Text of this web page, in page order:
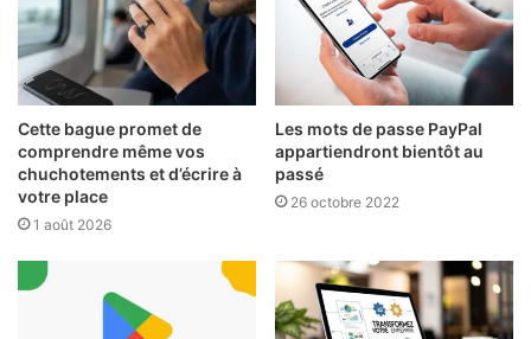
Cette bague promet de
comprendre même vos
chuchotements et d’écrire à
votre place
1 août 2026
Les mots de passe PayPal
appartiendront bientôt au
passé
26 octobre 2022